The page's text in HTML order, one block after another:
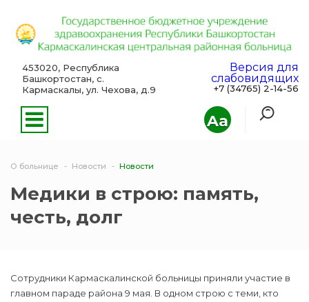
Aa
453020, Республика
Башкортостан, с.
Кармаскалы, ул. Чехова, д.9
Версия для
слабовидящих
+7 (34765) 2-14-56
О больнице Новости Новости
Медики в строю: память,
честь, долг
Сотрудники Кармаскалинской больницы приняли участие в
главном параде района 9 мая. В одном строю с теми, кто